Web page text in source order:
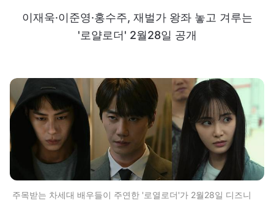
이재욱·이준영·홍수주, 재벌가 왕좌 놓고 겨루는
'로얄로더' 2월28일 공개
주목받는 차세대 배우들이 주연한 '로열로더'가 2월28일 디즈니